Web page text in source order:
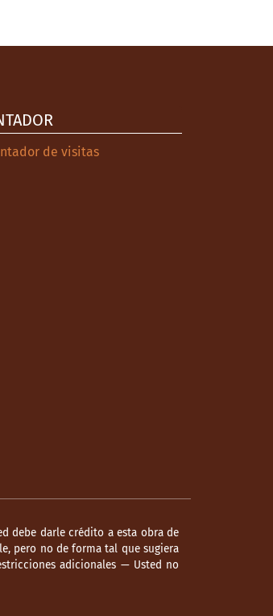
debe darle crédito a esta obra de
pero no de forma tal que sugiera
adicionales — Usted no